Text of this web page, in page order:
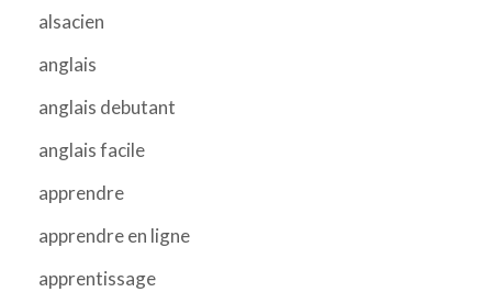
alsacien
anglais
anglais debutant
anglais facile
apprendre
apprendre en ligne
apprentissage